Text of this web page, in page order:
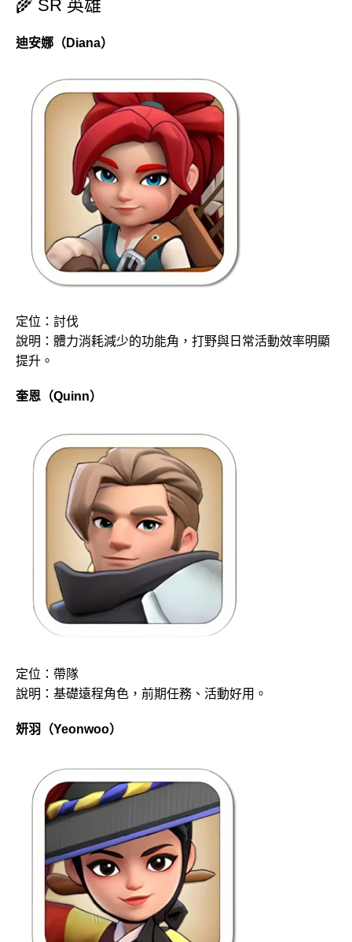
🌾 SR 英雄
迪安娜（Diana）
定位：討伐
說明：體力消耗減少的功能角，打野與日常活動效率明顯
提升。
奎恩（Quinn）
定位：帶隊
說明：基礎遠程角色，前期任務、活動好用。
妍羽（Yeonwoo）